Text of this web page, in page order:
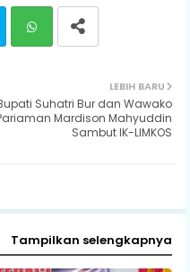
ats
LEBIH BARU
Suhatri Bur dan Wawako
Mardison Mahyuddin
Sambut IK-LIMKOS
Tampilkan selengkapnya